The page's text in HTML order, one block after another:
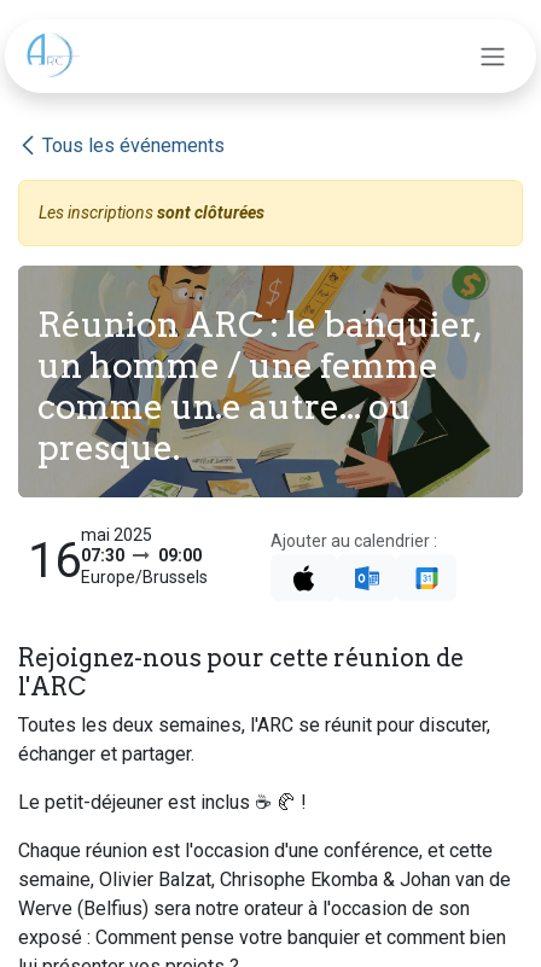
Tous les événements
Les inscriptionssont clôturées
Réunion ARC : le banquier,
un homme / une femme
comme un.e autre... ou
presque.
16mai 2025
07:30
09:00
Europe/Brussels
Ajouter au calendrier :
Rejoignez-nous pour cette réunion de
l'ARC
Toutes les deux semaines, l'ARC se réunit pour discuter,
échanger et partager.
Le petit-déjeuner est inclus ☕ 🥐 !
Chaque réunion est l'occasion d'une conférence, et cette
semaine, Olivier Balzat, Chrisophe Ekomba & Johan van de
Werve (Belfius) sera notre orateur à l'occasion de son
exposé : Comment pense votre banquier et comment bien